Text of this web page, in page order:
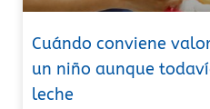
Cuándo conviene
un niño aunque
leche